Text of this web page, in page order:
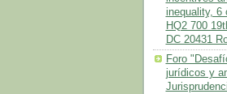
inequality, 6
HQ2 700
DC 20431
Foro
jurídicos y